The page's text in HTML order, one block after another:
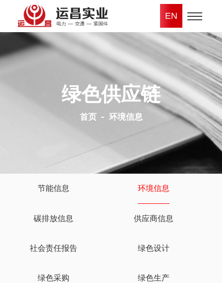
EN
绿色供应链
首页 环境信息
节能信息 环境信息
碳排放信息 供应商信息
社会责任报告 绿色设计
绿色采购 绿色生产